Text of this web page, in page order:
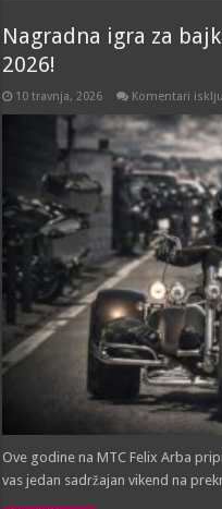
Nagradna igra za
2026!
10 travnja, 2026 Komentari
Ove godine na MTC Felix Arba
vas jedan sadržajan vikend na